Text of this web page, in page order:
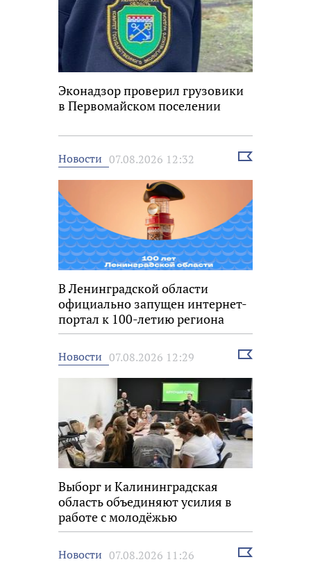
Эконадзор проверил грузовики
в Первомайском поселении
Новости 07.08.2026 12:32
Выбрать
В Ленинградской области
официально запущен интернет-
портал к 100-летию региона
Новости 07.08.2026 12:29
Выбрать
Выборг и Калининградская
область объединяют усилия в
работе с молодёжью
Новости 07.08.2026 11:26
Выбрать